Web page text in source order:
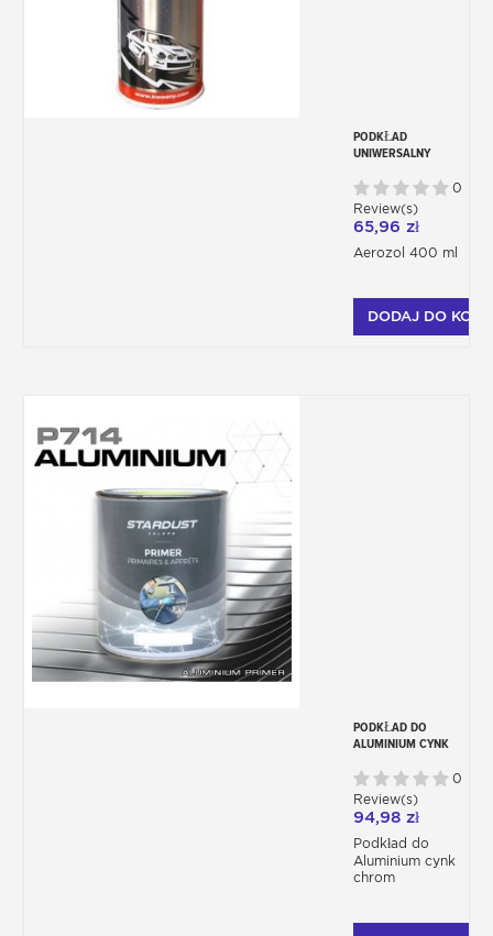
PODKŁAD
UNIWERSALNY
0
Review(s)
65,96 zł
Aerozol 400 ml
DODAJ DO
PODKŁAD DO
ALUMINIUM CYNK
0
Review(s)
94,98 zł
Podkład do
Aluminium cynk
chrom